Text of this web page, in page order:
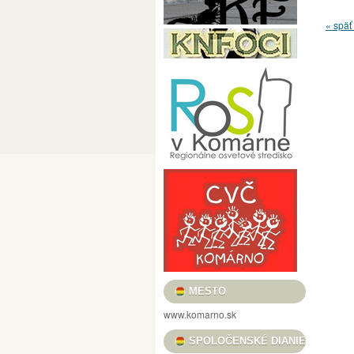
PRED MÉTOU / LÁSZLÓ POMOTHY /
FILMOVÝ KLUB VASMACSKA
USMIEVAVÉ VLČIE MAKY, VOŇAVÉ
„REŤAZE MENTIEK, KTORÉ SPÁJAJÚ“ /
HRADNÉ TRHOVISKO BOROSTYÁN
KULTÚRA PRE DETI
KOMÁRŇANSKÉ DNI – KOMÁROMI NAPOK
DUNA MENTI MÚZEUM BARÁTI KÖRE
VERNISÁŽ VÝSTAVY ALFOLDI RÓBERT
NOČNÉ PRELIADKY PEVNOSŤOU –
MESTSKÉ KULTÚRNE STREDISKO
GALÉRIA LIMES KNIŽNICA JÓZSEFA
II. RAJZPÁLYÁZAT A SZLOVÁKIAI
MESTO
www.komarno.sk
SPOLOČENSKÉ DIANIE
«